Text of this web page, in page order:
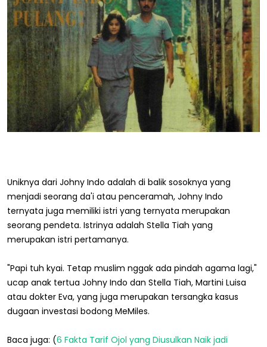
Uniknya dari Johny Indo adalah di balik sosoknya yang
menjadi seorang da'i atau penceramah, Johny Indo
ternyata juga memiliki istri yang ternyata merupakan
seorang pendeta. Istrinya adalah Stella Tiah yang
merupakan istri pertamanya.
"Papi tuh kyai. Tetap muslim nggak ada pindah agama lagi,"
ucap anak tertua Johny Indo dan Stella Tiah, Martini Luisa
atau dokter Eva, yang juga merupakan tersangka kasus
dugaan investasi bodong MeMiles.
Baca juga: (6 Fakta Tarif Ojol yang Diusulkan Naik jadi